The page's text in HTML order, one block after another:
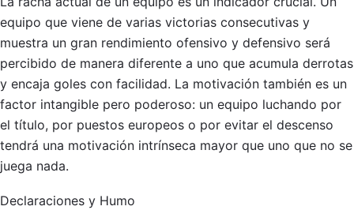
equipo que viene de varias victorias consecutivas y
muestra un gran rendimiento ofensivo y defensivo será
percibido de manera diferente a uno que acumula derrotas
y encaja goles con facilidad. La motivación también es un
factor intangible pero poderoso: un equipo luchando por
el título, por puestos europeos o por evitar el descenso
tendrá una motivación intrínseca mayor que uno que no se
juega nada.
Declaraciones y Humo